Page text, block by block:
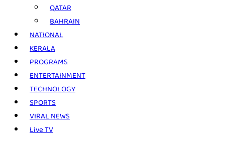
QATAR
BAHRAIN
NATIONAL
KERALA
PROGRAMS
ENTERTAINMENT
TECHNOLOGY
SPORTS
VIRAL NEWS
Live TV